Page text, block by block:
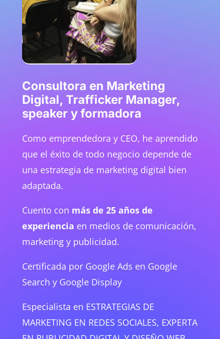
Consultora en Marketing
Digital, Trafficker Manager,
speaker y formadora
Como emprendedora y CEO, he aprendido
que el éxito de todo negocio depende de
una estrategia de marketing digital bien
adaptada.
Cuento con más de 25 años de
experiencia en medios de comunicación,
marketing y publicidad.
Certificada por Google Ads en Google
Search y Google Display
Especialista en ESTRATEGIAS DE
MARKETING EN REDES SOCIALES, EXPERTA